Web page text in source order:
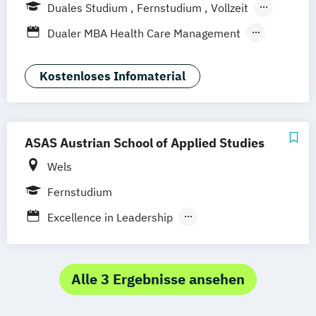
Jena
Innsbruck
Duales Studium Fernstudium
Vollzeit
Berufsbegleitendes Präsenzstudium
Dualer MBA Health Care Management
Master of Business Administration (MBA)
Kostenloses Infomaterial
ASAS Austrian School of Applied Studies
Wels
Fernstudium
Excellence in Leadership
Immobilienmanagement
Personalführung Unternehmensführung
Alle 3 Ergebnisse ansehen